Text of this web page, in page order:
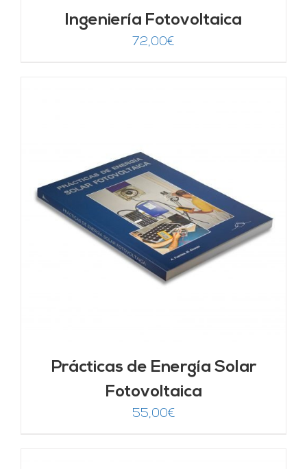
Ingeniería Fotovoltaica
72,00€
Prácticas de Energía Solar
Fotovoltaica
55,00€